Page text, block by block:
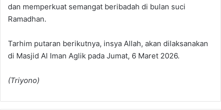
dan memperkuat semangat beribadah di bulan suci
Ramadhan.
Tarhim putaran berikutnya, insya Allah, akan dilaksanakan
di Masjid Al Iman Aglik pada Jumat, 6 Maret 2026.
(Triyono)